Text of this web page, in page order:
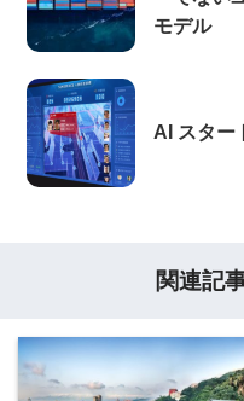
モデル
AI スター
関連記